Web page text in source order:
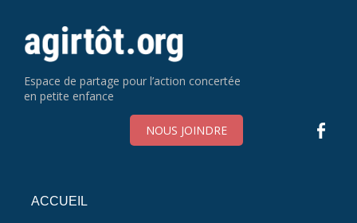
Espace de partage pour l’action concertée
en petite enfance
NOUS JOINDRE
ACCUEIL